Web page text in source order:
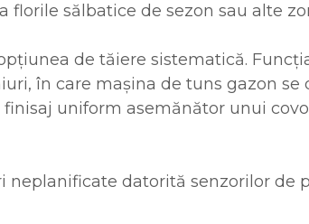
sălbatice de sezon sau alte
de tăiere sistematică.
în care mașina de tuns gazon se
uniform asemănător unui
datorită senzorilor de